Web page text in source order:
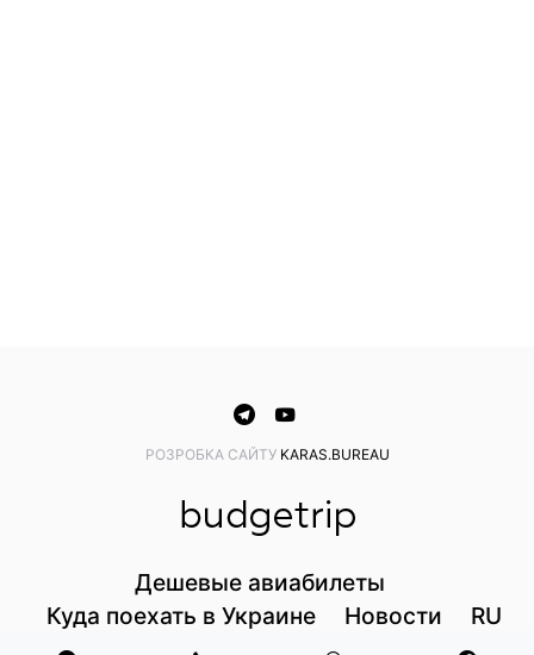
PОЗРОБКА САЙТУ KARAS.BUREAU
Дешевые авиабилеты
Куда поехать в Украине
Новости RU